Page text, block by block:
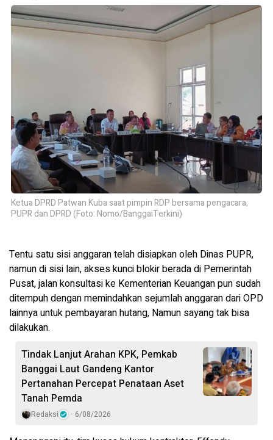
Ketua DPRD Patwan Kuba saat pimpin RDP bersama pengacara,
PUPR dan DPRD (Foto: Nomo/BanggaiTerkini)
Tentu satu sisi anggaran telah disiapkan oleh Dinas PUPR,
namun di sisi lain, akses kunci blokir berada di Pemerintah
Pusat, jalan konsultasi ke Kementerian Keuangan pun sudah
ditempuh dengan memindahkan sejumlah anggaran dari OPD
lainnya untuk pembayaran hutang, Namun sayang tak bisa
dilakukan.
Tindak Lanjut Arahan KPK, Pemkab
Banggai Laut Gandeng Kantor
Pertanahan Percepat Penataan Aset
Tanah Pemda
Redaksi 6/08/2026